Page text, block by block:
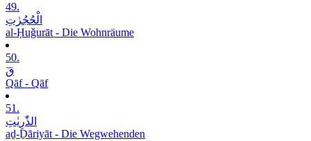
49.
الْحُجُرٰتِ
al-Ḥuǧurāt - Die Wohnräume
50.
قٓ
Qāf - Qāf
51.
الذّٰرِیٰتِ
aḏ-Ḏāriyāt - Die Wegwehenden